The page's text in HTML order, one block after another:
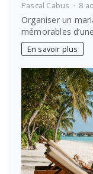
Pascal Cabus 8
Organiser un
mémorables
En savoir plus